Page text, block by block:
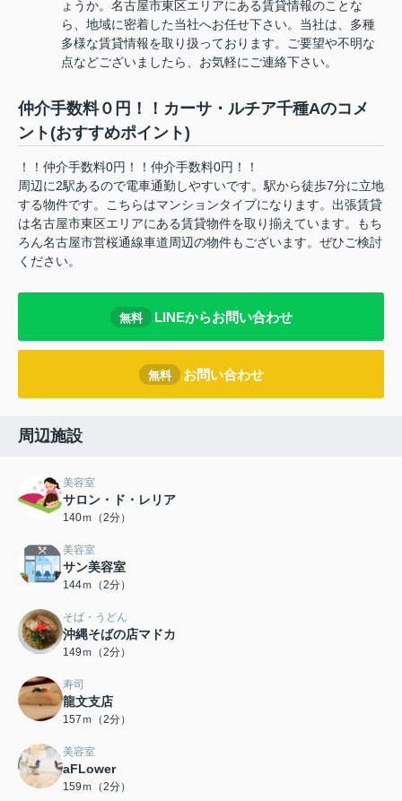
ょうか。名古屋市東区エリアにある賃貸情報のことな
ら、地域に密着した当社へお任せ下さい。当社は、多種
多様な賃貸情報を取り扱っております。ご要望や不明な
点などございましたら、お気軽にご連絡下さい。
仲介手数料０円！！カーサ・ルチア千種Aのコメ
ント(おすすめポイント)
！！仲介手数料0円！！仲介手数料0円！！
周辺に2駅あるので電車通勤しやすいです。駅から徒歩7分に立地
する物件です。こちらはマンションタイプになります。出張賃貸
は名古屋市東区エリアにある賃貸物件を取り揃えています。もち
ろん名古屋市営桜通線車道周辺の物件もございます。ぜひご検討
ください。
無料 LINEからお問い合わせ
無料 お問い合わせ
周辺施設
美容室
サロン・ド・レリア
140ｍ（2分）
美容室
サン美容室
144ｍ（2分）
そば・うどん
沖縄そばの店マドカ
149ｍ（2分）
寿司
龍文支店
157ｍ（2分）
美容室
aFLower
159ｍ（2分）